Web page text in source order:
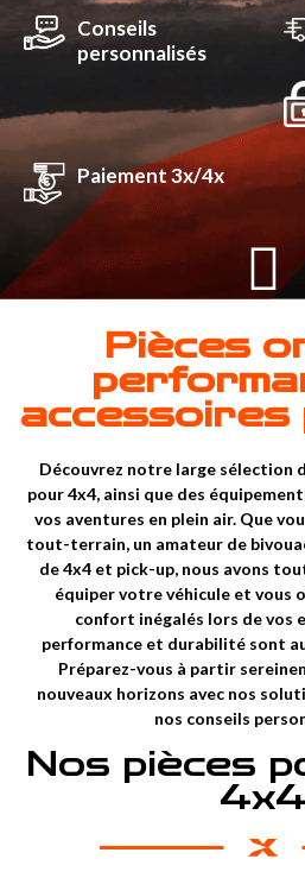
Conseils
personnalisés
Paiement 3x/4x
Pièces
accessoires
Découvrez notre large sélection
pour 4x4, ainsi que des
vos aventures en plein air. Que
tout-terrain, un amateur de
de 4x4 et pick-up, nous avons
équiper votre véhicule et vous
confort inégalés lors de vos
performance et durabilité sont
Préparez-vous à partir
nouveaux horizons avec nos
nos conseils
Nos pièces
4x4